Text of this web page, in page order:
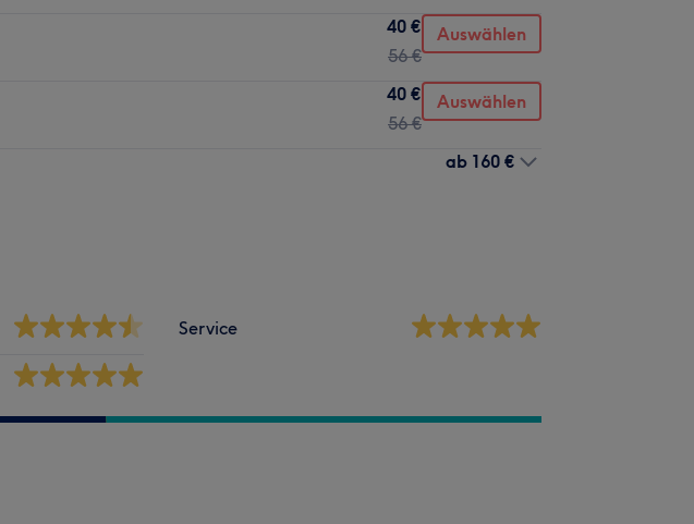
40 €
56 €
Auswählen
40 €
56 €
Auswählen
ab 160 €
Service